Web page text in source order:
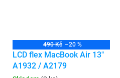
490 Kč –20 %
LCD flex MacBook Air 13"
A1932 / A2179